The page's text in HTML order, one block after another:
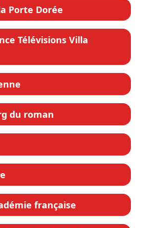
Porte Dorée
Télévisions Villa
du roman
française